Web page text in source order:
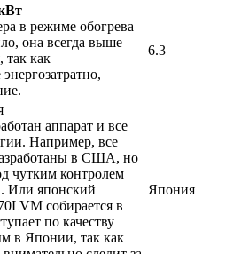
в режиме обогрева
она всегда выше
так как
6.3
аппарат и все
Например, все
в США, но
чутким контролем
Или японский
собирается в
по качеству
в Японии, так как
Япония